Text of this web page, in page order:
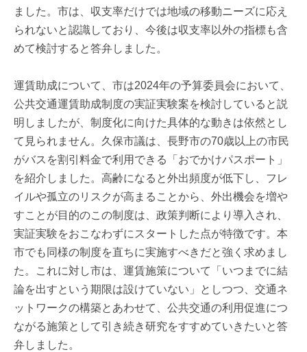
ました。市は、収支率だけでは地域の移動ニーズに応え
られないと認識しており、今後は収支率以外の指標も含
めて検討すると答弁しました。
運賃助成について、市は2024年の予算委員会において、
公共交通運賃助成制度の実証実験案を検討していると説
明しましたが、制度化に向けた具体的な動きは依然とし
て見られません。久保市議は、長野市の70歳以上の市民
がバスを割引料金で利用できる「おでかけパスポート」
を紹介しました。高齢になると外出頻度が低下し、フレ
イルや孤立のリスクが高まることから、外出機会を増や
すことが目的のこの制度は、政策判断により導入され、
実証実験をおこなわずにスタートした点が特徴です。本
市でも同様の制度を直ちに実施すべきだと強く求めまし
た。これに対し市は、運賃施策について「いつまでに結
論を出すという期限は設けていない」としつつ、交通ネ
ットワークの構築とあわせて、公共交通の利用促進につ
ながる施策として引き続き研究をすすめていきたいと答
弁しました。